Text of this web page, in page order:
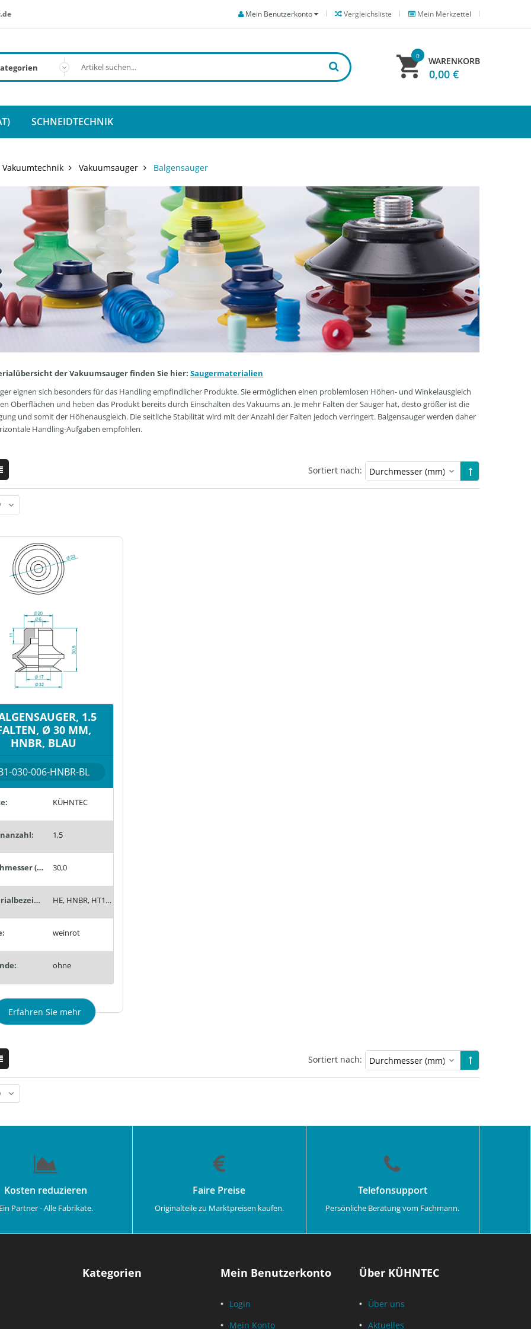
Mein Merkzettel
Vergleichsliste
Mein Benutzerkonto
WARENKORB
0
0,00 €
SCHNEIDTECHNIK
Vakuumtechnik Vakuumsauger Balgensauger
der Vakuumsauger finden Sie hier: Saugermaterialien
eignen sich besonders für das Handling empfindlicher Produkte. Sie ermöglichen einen problemlosen Höhen- und Winkelausgleich
Oberflächen und heben das Produkt bereits durch Einschalten des Vakuums an. Je mehr Falten der Sauger hat, desto größer ist die
und somit der Höhenausgleich. Die seitliche Stabilität wird mit der Anzahl der Falten jedoch verringert. Balgensauger werden daher
Handling-Aufgaben empfohlen.
Sortiert nach:
1.5
Ø 30 MM,
HNBR, BLAU
030-006-HNBR-BL
KÜHNTEC
1,5
Durchmesser (mm): 30,0
Materialbezeichnung: HE, HNBR, HT1, Siton®, Tempaflex, Therban®, Thermalon®
weinrot
ohne
Erfahren Sie mehr
Sortiert nach:
Kosten reduzieren
Partner - Alle Fabrikate.
Faire Preise
Originalteile zu Marktpreisen kaufen.
Telefonsupport
Persönliche Beratung vom Fachmann.
Kategorien Mein Benutzerkonto
Login
Mein Konto
Über KÜHNTEC
Über uns
Aktuelles